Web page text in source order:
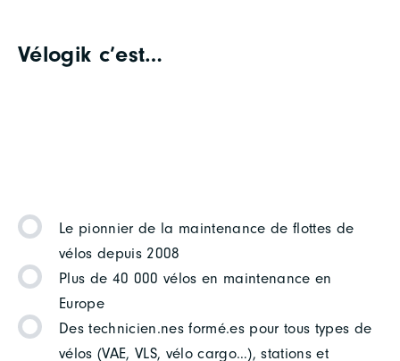
Vélogik c’est…
Le pionnier de la maintenance de flottes de
vélos depuis 2008
Plus de 40 000 vélos en maintenance en
Europe
Des technicien.nes formé.es pour tous types de
vélos (VAE, VLS, vélo cargo…), stations et